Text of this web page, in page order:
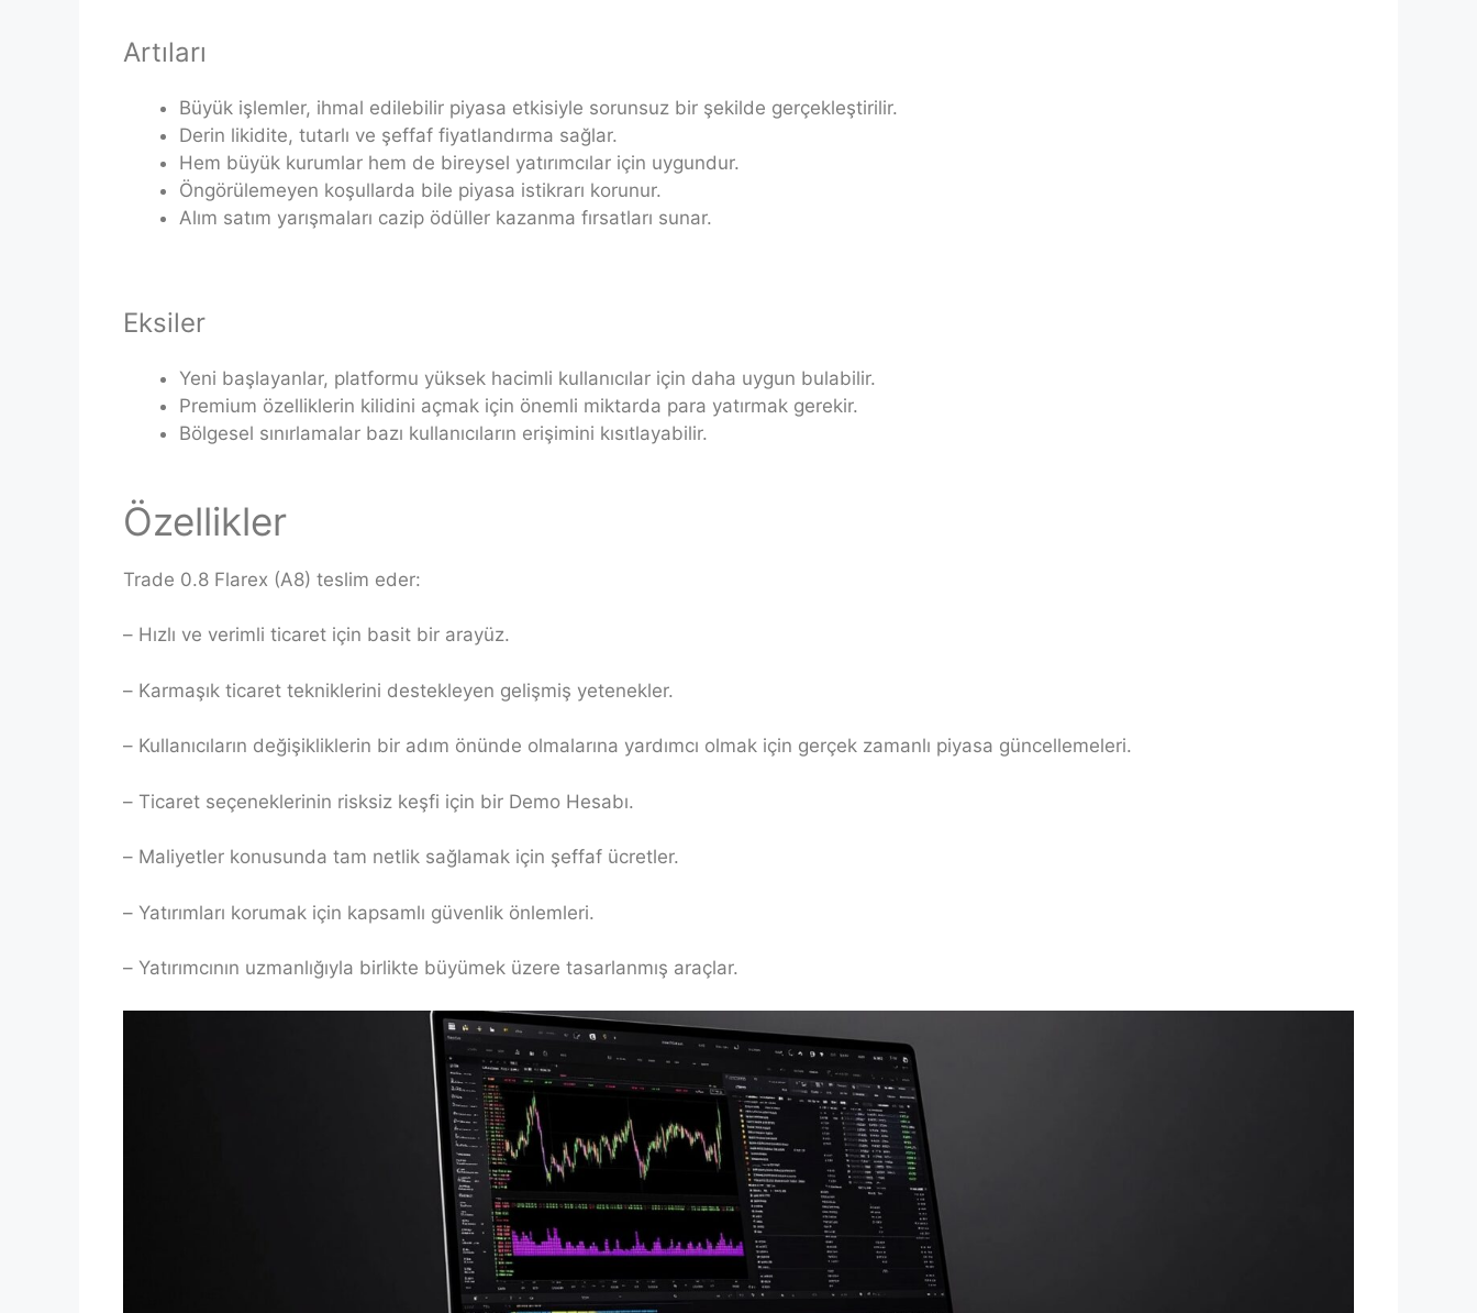
Artıları
Büyük işlemler, ihmal edilebilir piyasa etkisiyle sorunsuz bir şekilde gerçekleştirilir.
Derin likidite, tutarlı ve şeffaf fiyatlandırma sağlar.
Hem büyük kurumlar hem de bireysel yatırımcılar için uygundur.
Öngörülemeyen koşullarda bile piyasa istikrarı korunur.
Alım satım yarışmaları cazip ödüller kazanma fırsatları sunar.
Eksiler
Yeni başlayanlar, platformu yüksek hacimli kullanıcılar için daha uygun bulabilir.
Premium özelliklerin kilidini açmak için önemli miktarda para yatırmak gerekir.
Bölgesel sınırlamalar bazı kullanıcıların erişimini kısıtlayabilir.
Özellikler
Trade 0.8 Flarex (A8) teslim eder:
– Hızlı ve verimli ticaret için basit bir arayüz.
– Karmaşık ticaret tekniklerini destekleyen gelişmiş yetenekler.
– Kullanıcıların değişikliklerin bir adım önünde olmalarına yardımcı olmak için gerçek zamanlı piyasa güncellemeleri.
– Ticaret seçeneklerinin risksiz keşfi için bir Demo Hesabı.
– Maliyetler konusunda tam netlik sağlamak için şeffaf ücretler.
– Yatırımları korumak için kapsamlı güvenlik önlemleri.
– Yatırımcının uzmanlığıyla birlikte büyümek üzere tasarlanmış araçlar.